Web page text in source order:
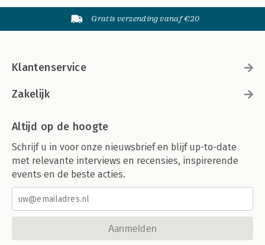
Gratis verzending vanaf €20
Klantenservice
Zakelijk
Altijd op de hoogte
Schrijf u in voor onze nieuwsbrief en blijf up-to-date
met relevante interviews en recensies, inspirerende
events en de beste acties.
Aanmelden